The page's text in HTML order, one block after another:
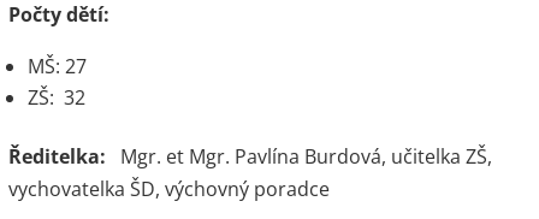
Počty dětí:
MŠ: 27
ZŠ: 32
Ředitelka: Mgr. et Mgr. Pavlína Burdová, učitelka ZŠ,
vychovatelka ŠD, výchovný poradce